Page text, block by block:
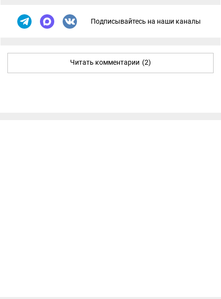
Подписывайтесь на наши каналы
Читать комментарии (2)